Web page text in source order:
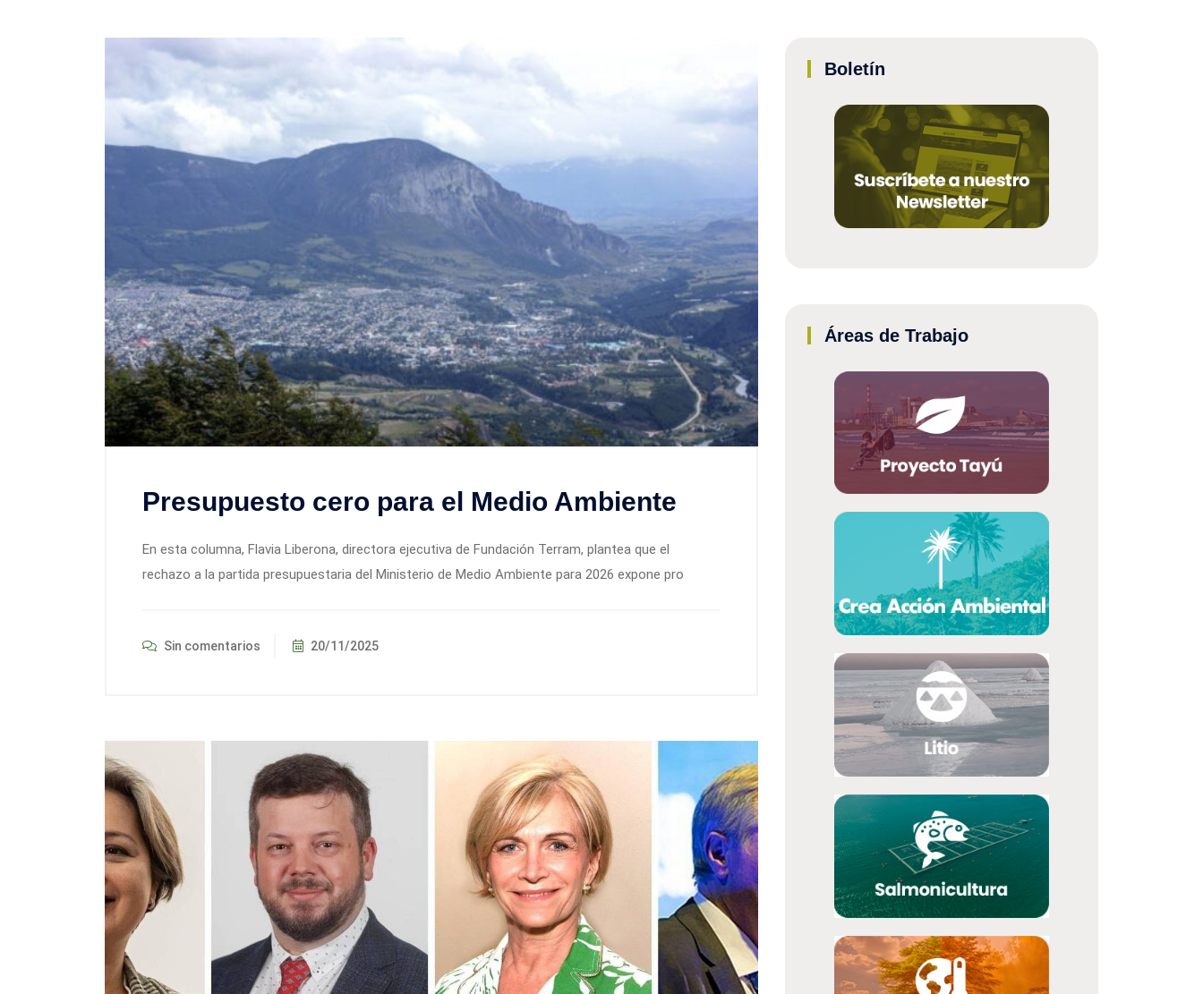
Presupuesto cero para el Medio Ambiente
En esta columna, Flavia Liberona, directora ejecutiva de Fundación Terram, plantea que el
rechazo a la partida presupuestaria del Ministerio de Medio Ambiente para 2026 expone pro
Sin comentarios 20/11/2025
Boletín
Áreas de Trabajo